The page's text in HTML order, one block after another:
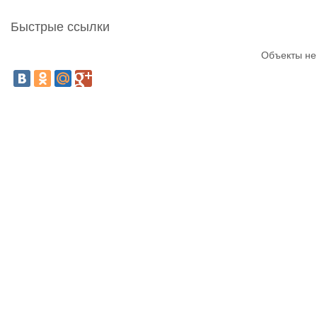
Быстрые ссылки
Объекты